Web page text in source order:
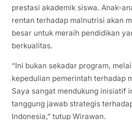
prestasi akademik siswa. Anak-
rentan terhadap malnutrisi akan
besar untuk meraih pendidikan
berkualitas.
“Ini bukan sekadar program,
kepedulian pemerintah terhadap
Saya sangat mendukung inisiatif
tanggung jawab strategis
Indonesia,” tutup Wirawan.